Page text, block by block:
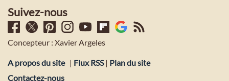
Suivez-nous
Concepteur : Xavier Argeles
A propos du site | Flux RSS| Plan du site
Contactez-nous